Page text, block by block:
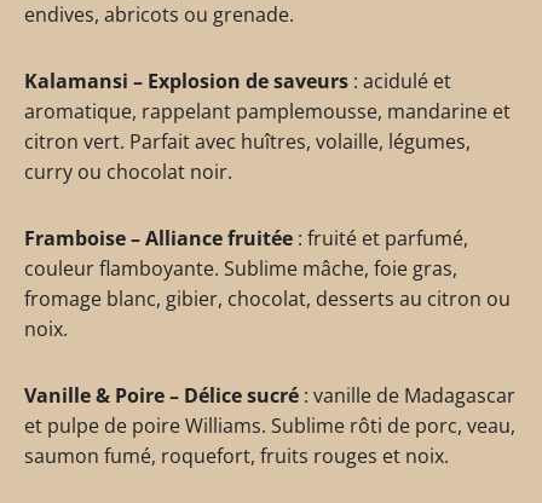
endives, abricots ou grenade.
Kalamansi – Explosion de saveurs : acidulé et
aromatique, rappelant pamplemousse, mandarine et
citron vert. Parfait avec huîtres, volaille, légumes,
curry ou chocolat noir.
Framboise – Alliance fruitée : fruité et parfumé,
couleur flamboyante. Sublime mâche, foie gras,
fromage blanc, gibier, chocolat, desserts au citron ou
noix.
Vanille & Poire – Délice sucré : vanille de Madagascar
et pulpe de poire Williams. Sublime rôti de porc, veau,
saumon fumé, roquefort, fruits rouges et noix.